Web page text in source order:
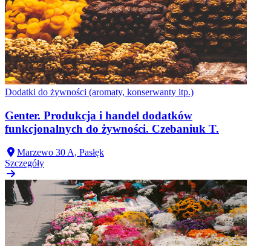
Dodatki do żywności (aromaty, konserwanty itp.)
Genter. Produkcja i handel dodatków
funkcjonalnych do żywności. Czebaniuk T.
Marzewo 30 A, Pasłęk
Szczegóły